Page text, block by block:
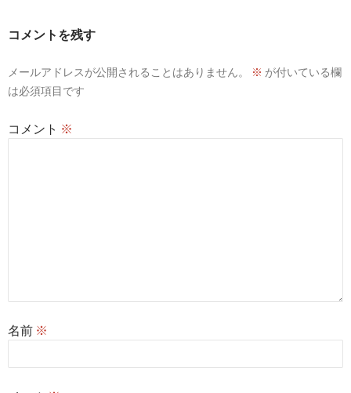
ョ
ン
コメントを残す
メールアドレスが公開されることはありません。 ※ が付いている欄
は必須項目です
コメント ※
名前 ※